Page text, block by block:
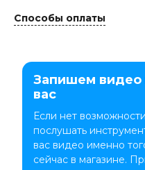
Способы оплаты
Запишем видео
вас
Если нет
послушать
вас видео именно
сейчас в магазине.